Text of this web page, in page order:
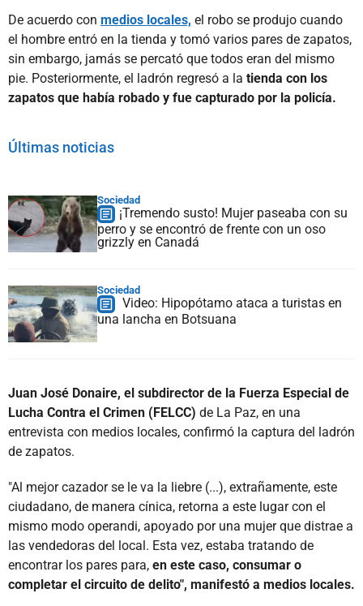
De acuerdo con medios locales, el robo se produjo cuando
el hombre entró en la tienda y tomó varios pares de zapatos,
sin embargo, jamás se percató que todos eran del mismo
pie. Posteriormente, el ladrón regresó a la tienda con los
zapatos que había robado y fue capturado por la policía.
Últimas noticias
Sociedad
¡Tremendo susto! Mujer paseaba con su
perro y se encontró de frente con un oso
grizzly en Canadá
Sociedad
Video: Hipopótamo ataca a turistas en
una lancha en Botsuana
Juan José Donaire, el subdirector de la Fuerza Especial de
Lucha Contra el Crimen (FELCC) de La Paz, en una
entrevista con medios locales, confirmó la captura del ladrón
de zapatos.
"Al mejor cazador se le va la liebre (...), extrañamente, este
ciudadano, de manera cínica, retorna a este lugar con el
mismo modo operandi, apoyado por una mujer que distrae a
las vendedoras del local. Esta vez, estaba tratando de
encontrar los pares para, en este caso, consumar o
completar el circuito de delito", manifestó a medios locales.